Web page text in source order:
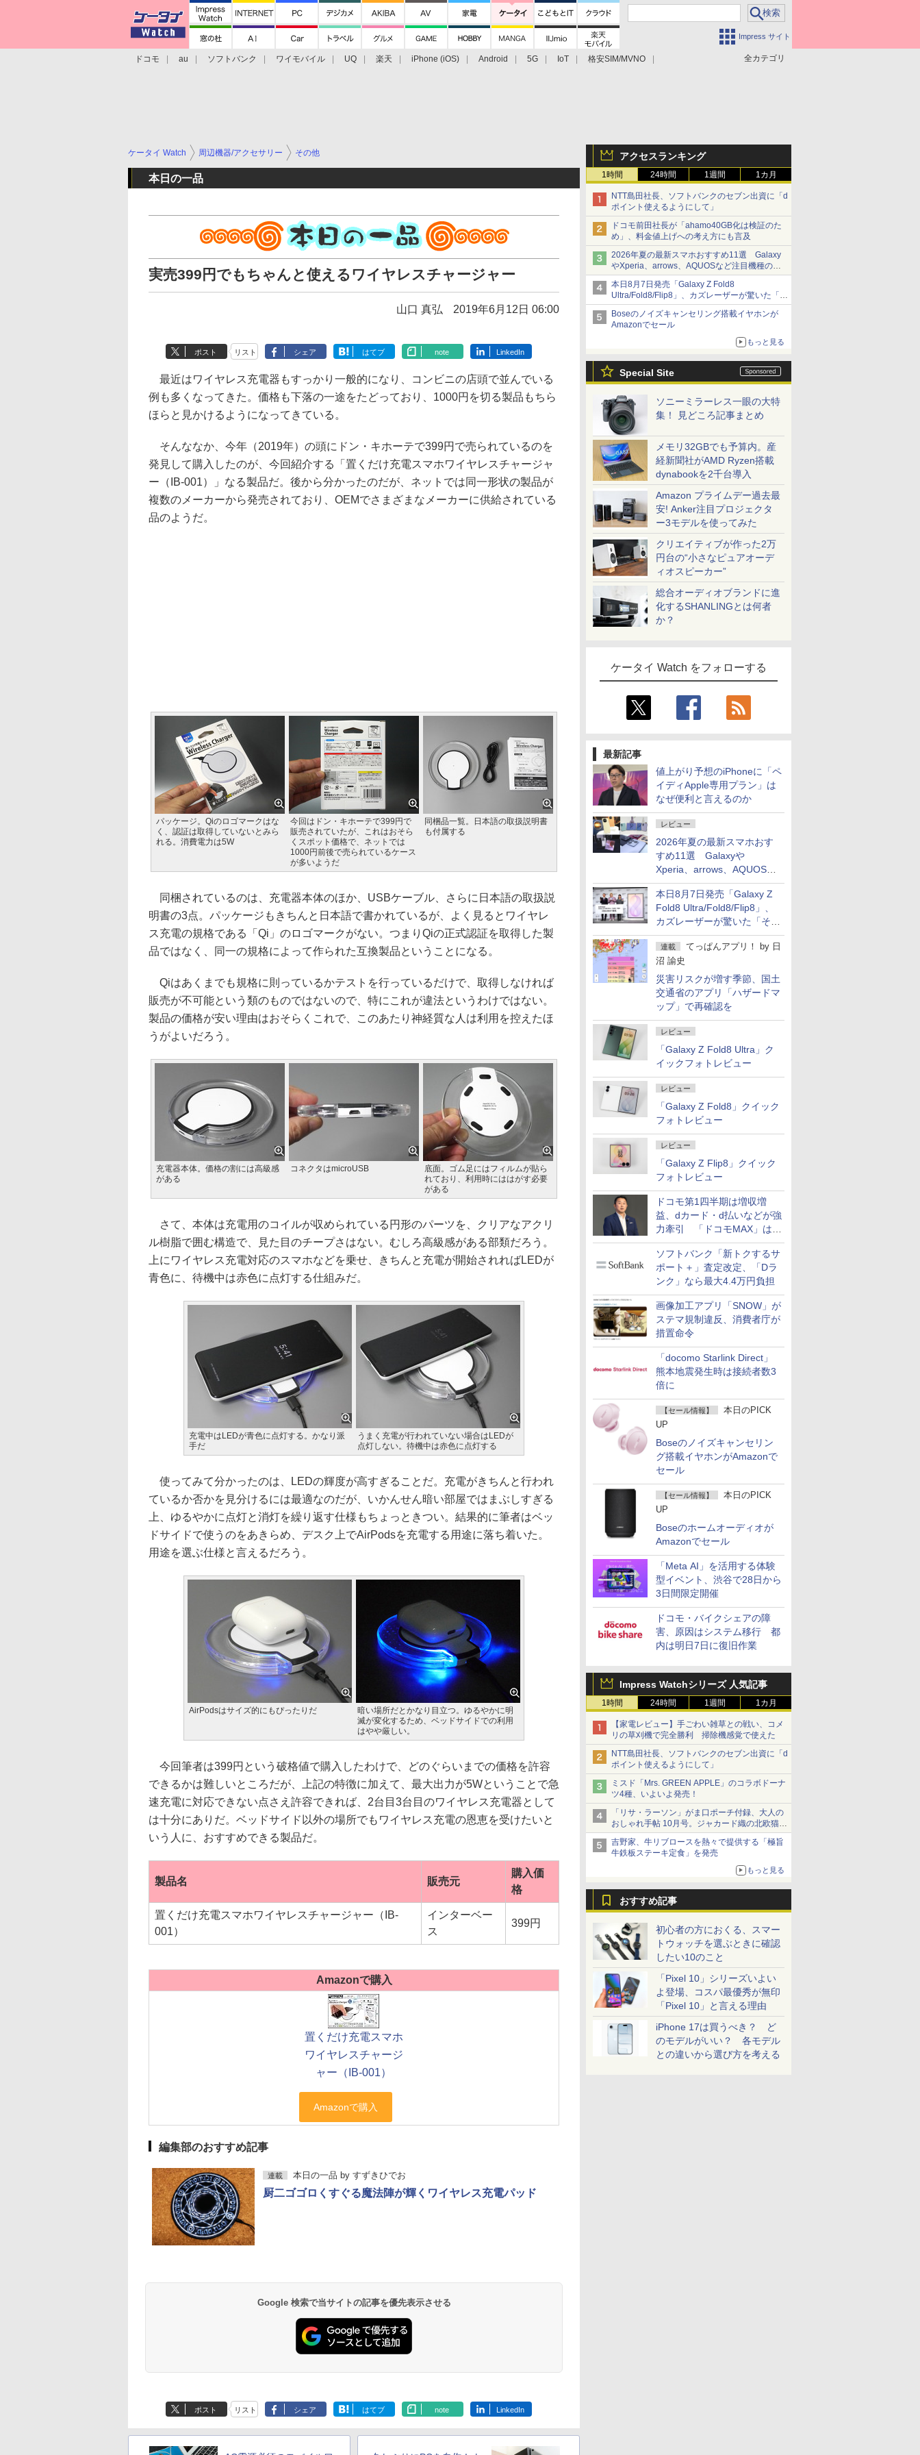
Impress サイト
全カテゴリ
ドコモ au ソフトバンク ワイモバイル UQ 楽天 iPhone (iOS) Android 5G IoT
格安SIM/MVNO
アクセスランキング
1時間 24時間 1週間 1カ月
NTT島田社長、ソフトバンクのセブン出資に「d
ポイント使えるようにして」
ドコモ前田社長が「ahamo40GB化は検証のた
め」、料金値上げへの考え方にも言及
2026年夏の最新スマホおすすめ11選 Galaxy
やXperia、arrows、AQUOSなど注目機種の特
徴は
本日8月7日発売「Galaxy Z Fold8
Ultra/Fold8/Flip8」、カズレーザーが驚いた「そ
ば屋のメニュー並みの薄さ」
Boseのノイズキャンセリング搭載イヤホンが
Amazonでセール
もっと見る
Special Site
ソニーミラーレス一眼の大特
集！ 見どころ記事まとめ
メモリ32GBでも予算内。産
経新聞社がAMD Ryzen搭載
dynabookを2千台導入
Amazon プライムデー過去最
安! Anker注目プロジェクタ
ー3モデルを使ってみた
クリエイティブが作った2万
円台の“小さなピュアオーデ
ィオスピーカー”
総合オーディオブランドに進
化するSHANLINGとは何者
か？
ケータイ Watch をフォローする
最新記事
値上がり予想のiPhoneに「ペ
イディApple専用プラン」は
なぜ便利と言えるのか
レビュー
2026年夏の最新スマホおす
すめ11選 Galaxyや
Xperia、arrows、AQUOSな
ど注目機種の特徴は
本日8月7日発売「Galaxy Z
Fold8 Ultra/Fold8/Flip8」、
カズレーザーが驚いた「そば
屋のメニュー並みの薄さ」
連載 てっぱんアプリ！ by 日
沼 諭史
災害リスクが増す季節、国土
交通省のアプリ「ハザードマ
ップ」で再確認を
レビュー
「Galaxy Z Fold8 Ultra」ク
イックフォトレビュー
レビュー
「Galaxy Z Fold8」クイック
フォトレビュー
レビュー
「Galaxy Z Flip8」クイック
フォトレビュー
ドコモ第1四半期は増収増
益、dカード・d払いなどが強
力牽引 「ドコモMAX」は
400万契約突破
ソフトバンク「新トクするサ
ポート＋」査定改定、「Dラ
ンク」なら最大4.4万円負担
画像加工アプリ「SNOW」が
ステマ規制違反、消費者庁が
措置命令
「docomo Starlink Direct」
熊本地震発生時は接続者数3
倍に
【セール情報】
本日のPICK
UP
Boseのノイズキャンセリン
グ搭載イヤホンがAmazonで
セール
【セール情報】
本日のPICK
UP
Boseのホームオーディオが
Amazonでセール
「Meta AI」を活用する体験
型イベント、渋谷で28日から
3日間限定開催
ドコモ・バイクシェアの障
害、原因はシステム移行 都
内は明日7日に復旧作業
Impress Watchシリーズ 人気記事
1時間 24時間 1週間 1カ月
【家電レビュー】手ごわい雑草との戦い、コメ
リの草刈機で完全勝利 掃除機感覚で使えた
NTT島田社長、ソフトバンクのセブン出資に「d
ポイント使えるようにして」
ミスド「Mrs. GREEN APPLE」のコラボドーナ
ツ4種、いよいよ発売！
「リサ・ラーソン」がま口ポーチ付録、大人の
おしゃれ手帖 10月号。ジャカード織の北欧猫デ
ザイン
吉野家、牛リブロースを熱々で提供する「極旨
牛鉄板ステーキ定食」を発売
もっと見る
おすすめ記事
初心者の方におくる、スマー
トウォッチを選ぶときに確認
したい10のこと
「Pixel 10」シリーズいよい
よ登場、コスパ最優秀が無印
「Pixel 10」と言える理由
iPhone 17は買うべき？ ど
のモデルがいい？ 各モデル
との違いから選び方を考える
ケータイ Watch 周辺機器/アクセサリー その他
本日の一品
実売399円でもちゃんと使えるワイヤレスチャージャー
山口 真弘 2019年6月12日 06:00
ポスト リスト シェア はてブ note LinkedIn
最近はワイヤレス充電器もすっかり一般的になり、コンビニの店頭で並んでいる
例も多くなってきた。価格も下落の一途をたどっており、1000円を切る製品もちら
ほらと見かけるようになってきている。
そんななか、今年（2019年）の頭にドン・キホーテで399円で売られているのを
発見して購入したのが、今回紹介する「置くだけ充電スマホワイヤレスチャージャ
ー（IB-001）」なる製品だ。後から分かったのだが、ネットでは同一形状の製品が
複数のメーカーから発売されており、OEMでさまざまなメーカーに供給されている
品のようだ。
パッケージ。Qiのロゴマークはな
く、認証は取得していないとみら
れる。消費電力は5W
今回はドン・キホーテで399円で
販売されていたが、これはおそら
くスポット価格で、ネットでは
1000円前後で売られているケース
が多いようだ
同梱品一覧。日本語の取扱説明書
も付属する
同梱されているのは、充電器本体のほか、USBケーブル、さらに日本語の取扱説
明書の3点。パッケージもきちんと日本語で書かれているが、よく見るとワイヤレ
ス充電の規格である「Qi」のロゴマークがない。つまりQiの正式認証を取得した製
品ではなく、同一の規格によって作られた互換製品ということになる。
Qiはあくまでも規格に則っているかテストを行っているだけで、取得しなければ
販売が不可能という類のものではないので、特にこれが違法というわけではない。
製品の価格が安い理由はおそらくこれで、このあたり神経質な人は利用を控えたほ
うがよいだろう。
充電器本体。価格の割には高級感
がある
コネクタはmicroUSB
底面。ゴム足にはフィルムが貼ら
れており、利用時にははがす必要
がある
さて、本体は充電用のコイルが収められている円形のパーツを、クリアなアクリ
ル樹脂で囲む構造で、見た目のチープさはない。むしろ高級感がある部類だろう。
上にワイヤレス充電対応のスマホなどを乗せ、きちんと充電が開始されればLEDが
青色に、待機中は赤色に点灯する仕組みだ。
充電中はLEDが青色に点灯する。かなり派
手だ
うまく充電が行われていない場合はLEDが
点灯しない。待機中は赤色に点灯する
使ってみて分かったのは、LEDの輝度が高すぎることだ。充電がきちんと行われ
ているか否かを見分けるには最適なのだが、いかんせん暗い部屋ではまぶしすぎる
上、ゆるやかに点灯と消灯を繰り返す仕様もちょっときつい。結果的に筆者はベッ
ドサイドで使うのをあきらめ、デスク上でAirPodsを充電する用途に落ち着いた。
用途を選ぶ仕様と言えるだろう。
AirPodsはサイズ的にもぴったりだ
暗い場所だとかなり目立つ。ゆるやかに明
滅が変化するため、ベッドサイドでの利用
はやや厳しい。
今回筆者は399円という破格値で購入したわけで、どのぐらいまでの価格を許容
できるかは難しいところだが、上記の特徴に加えて、最大出力が5Wということで急
速充電に対応できない点さえ許容できれば、2台目3台目のワイヤレス充電器として
は十分にありだ。ベッドサイド以外の場所でもワイヤレス充電の恩恵を受けたいと
いう人に、おすすめできる製品だ。
製品名 販売元
購入価
格
置くだけ充電スマホワイヤレスチャージャー（IB-
001）
インターベー
ス
399円
Amazonで購入
置くだけ充電スマホ
ワイヤレスチャージ
ャー（IB-001）
編集部のおすすめ記事
連載 本日の一品 by すずきひでお
厨二ゴゴロくすぐる魔法陣が輝くワイヤレス充電パッド
Google 検索で当サイトの記事を優先表示させる
ポスト リスト シェア はてブ note LinkedIn